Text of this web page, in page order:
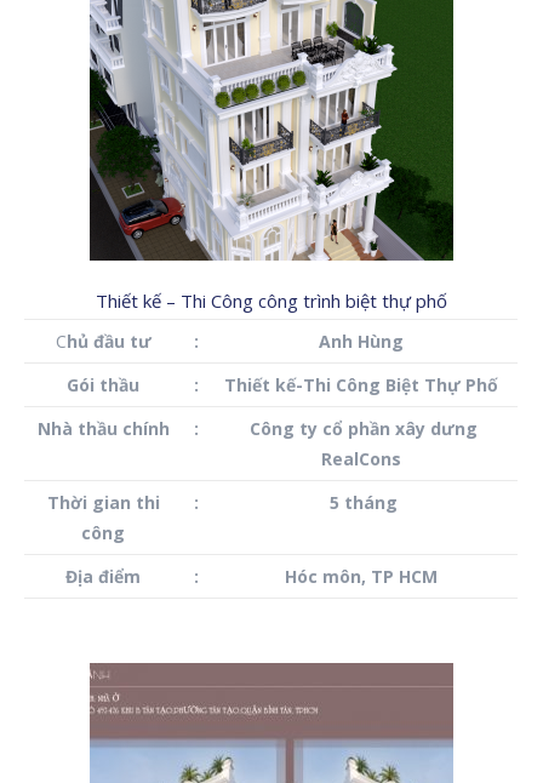
Thiết kế – Thi Công công trình biệt thự phố
Chủ đầu tư :
Anh Hùng
Gói thầu
:
Thiết kế-Thi Công Biệt Thự Phố
Nhà thầu chính
:
Công ty cổ phần xây dưng
RealCons
Thời gian thi
công
: 5 tháng
Địa điểm : Hóc môn, TP HCM